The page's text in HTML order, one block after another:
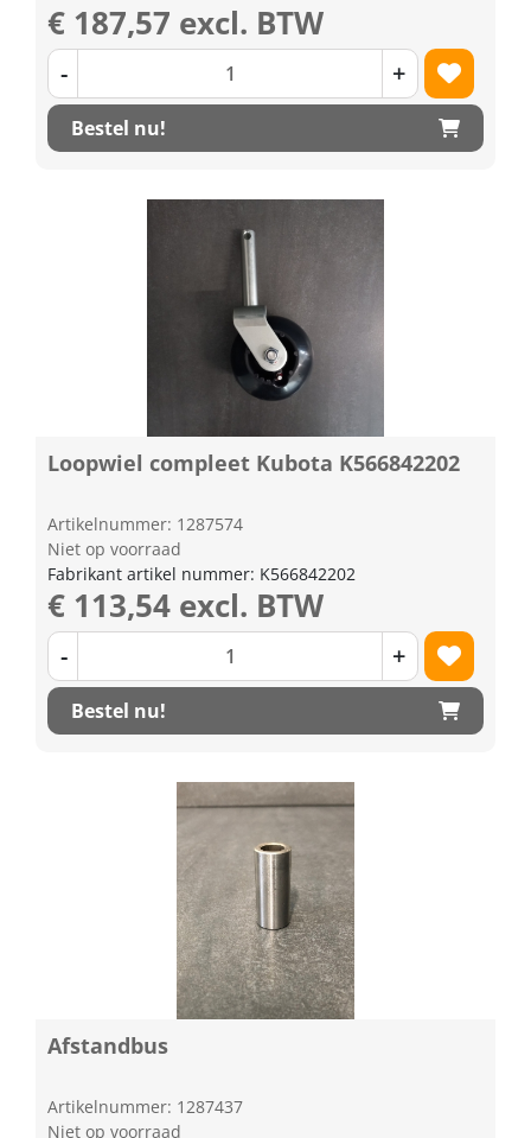
€ 187,57 excl. BTW
- +
Bestel nu!
Loopwiel compleet Kubota K566842202
Artikelnummer: 1287574
Niet op voorraad
Fabrikant artikel nummer: K566842202
€ 113,54 excl. BTW
- +
Bestel nu!
Afstandbus
Artikelnummer: 1287437
Niet op voorraad